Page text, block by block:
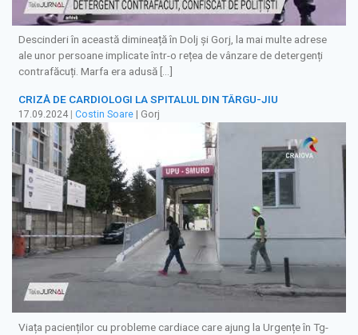
Descinderi în această dimineață în Dolj și Gorj, la mai multe adrese
ale unor persoane implicate într-o rețea de vânzare de detergenți
contrafăcuți. Marfa era adusă […]
CRIZĂ DE CARDIOLOGI LA SPITALUL DIN TÂRGU-JIU
17.09.2024 | Costin Soare | Gorj
Viața pacienților cu probleme cardiace care ajung la Urgențe în Tg-